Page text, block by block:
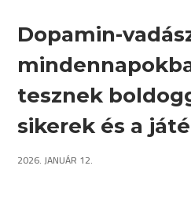
Dopamin-
tesznek
sikerek és a
2026. JANUÁR 12.